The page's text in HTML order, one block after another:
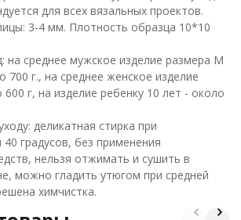
для всех вязальных проектов.
3-4 мм. Плотность образца 10*10
на среднее мужское изделие размера M
700 г., на среднее женское изделие
г, на изделие ребенку 10 лет - около
деликатная стирка при
градусов, без применения
нельзя отжимать и сушить в
можно гладить утюгом при средней
химчистка.